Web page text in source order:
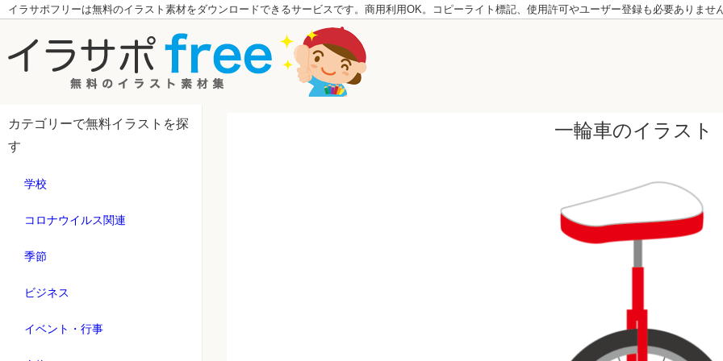
イラサポフリーは無料のイラスト素材をダウンロードできるサービスです。商用利用OK。コピーライト標記、使用許可やユーザー登録も必要ありませ
カテゴリーで無料イラストを探
す
学校
コロナウイルス関連
季節
ビジネス
イベント・行事
一輪車のイラスト